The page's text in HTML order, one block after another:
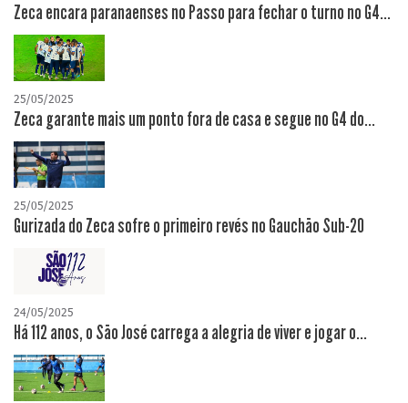
Zeca encara paranaenses no Passo para fechar o turno no G4...
25/05/2025
Zeca garante mais um ponto fora de casa e segue no G4 do...
25/05/2025
Gurizada do Zeca sofre o primeiro revés no Gauchão Sub-20
24/05/2025
Há 112 anos, o São José carrega a alegria de viver e jogar o...